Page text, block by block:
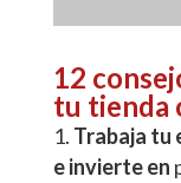
12
tu tienda
Trabaja tu
e invierte en